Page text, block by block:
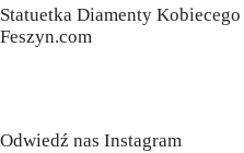
Statuetka Diamenty
Feszyn.com
Odwiedź nas Instagram